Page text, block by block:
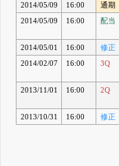
2014/05/09
16:00 通期
2014/05/09
16:00 配当
2014/05/01
16:00 修正
2014/02/07
16:00 3Q
2013/11/01
16:00 2Q
2013/10/31
16:00 修正